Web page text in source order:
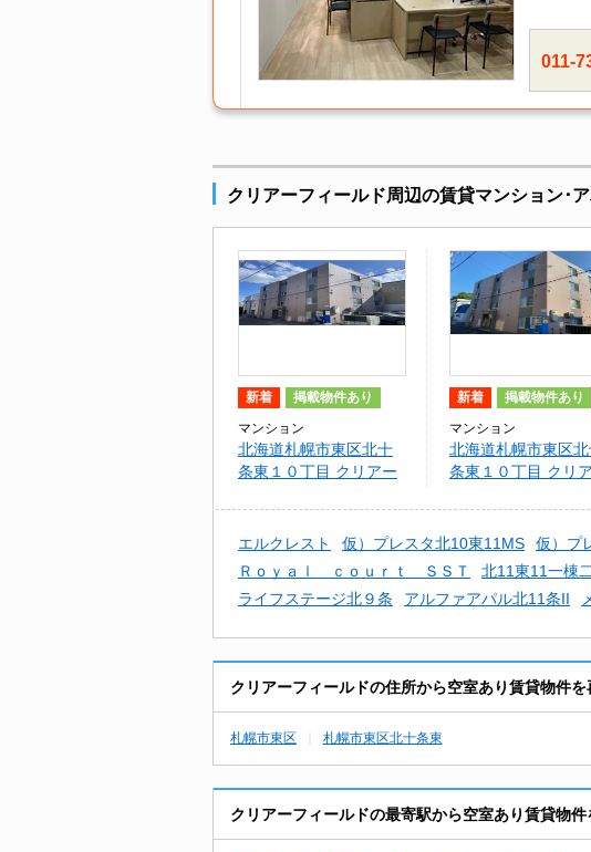
011-
クリアーフィールド周辺の賃貸マンション･
新着 掲載物件あり
マンション
北海道札幌市東区北十
条東１０丁目 クリアー
新着 掲載物件あり
マンション
北海道札幌市東区
条東１０丁目 クリ
エルクレスト 仮）プレスタ北10東11MS 仮）プ
Ｒｏｙａｌ ｃｏｕｒｔ ＳＳＴ
北11東11一棟
ライフステージ北９条
アルファアパル北11条II
クリアーフィールドの住所から空室あり賃貸物件を
札幌市東区 札幌市東区北十条東
クリアーフィールドの最寄駅から空室あり賃貸物件